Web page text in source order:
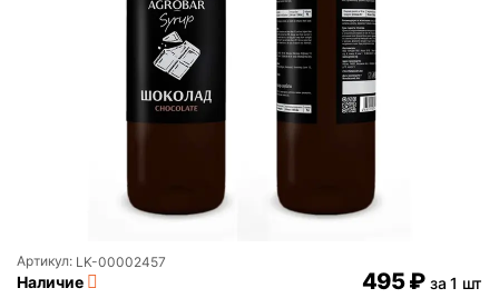
Артикул: LK-00002457
Наличие ‍495‍₽ за 1 шт